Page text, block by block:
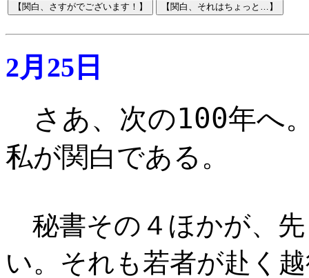
2月25日
さあ、次の100年へ
私が関白である。
秘書その４ほかが、
い。それも若者が赴く